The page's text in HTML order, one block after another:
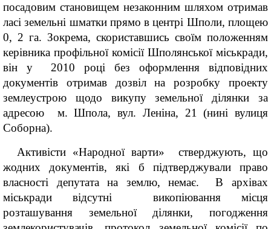
посадовим становищем незаконним шляхом отримав
ласі земельні шматки прямо в центрі Шполи, площею
0, 2 га. Зокрема, скориставшись своїм положенням
керівника профільної комісії Шполянської міськради,
він у 2010 році без оформлення відповідних
документів отримав дозвіл на розробку проекту
землеустрою щодо викупу земельної ділянки за
адресою м. Шпола, вул. Леніна, 21 (нині вулиця
Соборна).
Активісти «Народної варти» стверджують, що
жодних документів, які б підтверджували право
власності депутата на землю, немає. В архівах
міськради відсутні викопіювання місця
розташування земельної ділянки, погодження